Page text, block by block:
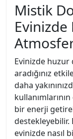
Mistik
Evinizde
aradığınız
daha
bir enerji
destekleyebilir.
evinizde nasıl